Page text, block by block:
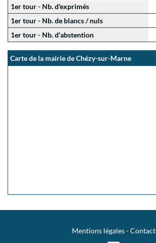
1er tour - Nb. d'exprimés
1er tour - Nb. de blancs / nuls
1er tour - Nb. d'abstention
Carte de la mairie de Chézy-sur-Marne
Mentions légales-Contact